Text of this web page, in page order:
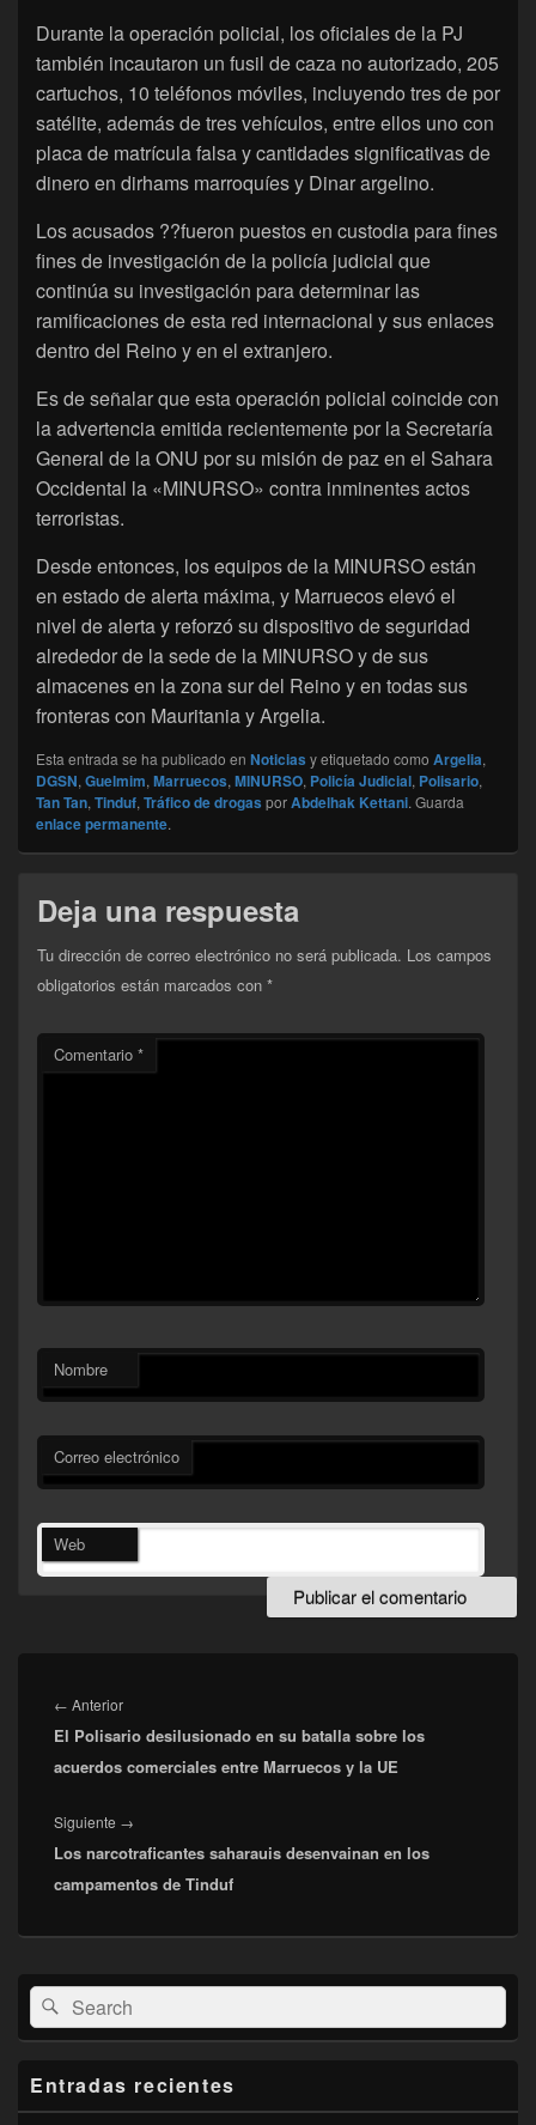
Durante la operación policial, los oficiales de la PJ
también incautaron un fusil de caza no autorizado, 205
cartuchos, 10 teléfonos móviles, incluyendo tres de por
satélite, además de tres vehículos, entre ellos uno con
placa de matrícula falsa y cantidades significativas de
dinero en dirhams marroquíes y Dinar argelino.
Los acusados ??fueron puestos en custodia para fines
fines de investigación de la policía judicial que
continúa su investigación para determinar las
ramificaciones de esta red internacional y sus enlaces
dentro del Reino y en el extranjero.
Es de señalar que esta operación policial coincide con
la advertencia emitida recientemente por la Secretaría
General de la ONU por su misión de paz en el Sahara
Occidental la «MINURSO» contra inminentes actos
terroristas.
Desde entonces, los equipos de la MINURSO están
en estado de alerta máxima, y Marruecos elevó el
nivel de alerta y reforzó su dispositivo de seguridad
alrededor de la sede de la MINURSO y de sus
almacenes en la zona sur del Reino y en todas sus
fronteras con Mauritania y Argelia.
Esta entrada se ha publicado en Noticias y etiquetado como Argelia,
DGSN, Guelmim, Marruecos, MINURSO, Policía Judicial, Polisario,
Tan Tan, Tinduf, Tráfico de drogas porAbdelhak Kettani. Guarda
enlace permanente.
Deja una respuesta
Tu dirección de correo electrónico no será publicada. Los campos
obligatorios están marcados con *
Comentario *
Nombre
Correo electrónico
Web
de
entradas
← AnteriorEntrada
anterior:
El Polisario desilusionado en su batalla sobre los
acuerdos comerciales entre Marruecos y la UE
Siguiente →
siguiente:
Los narcotraficantes saharauis desenvainan en los
campamentos de Tinduf
área
de
widget
lateral
primaria
Buscar
por:
Buscar
Entradas recientes